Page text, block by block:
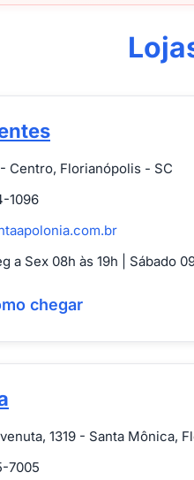
Centro, Florianópolis - SC
1096
a Sex 08h às 19h | Sábado
chegar
1319 - Santa Mônica,
7005